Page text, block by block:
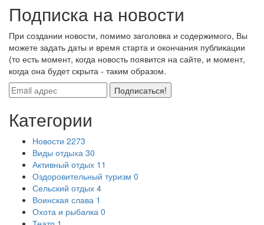
Подписка на новости
При создании новости, помимо заголовка и содержимого, Вы
можете задать даты и время старта и окончания публикации
(то есть момент, когда новость появится на сайте, и момент,
когда она будет скрыта - таким образом.
Подписаться!
Категории
Новости 2273
Виды отдыха 30
Активный отдых 11
Оздоровительный туризм 0
Сельский отдых 4
Воинская слава 1
Охота и рыбалка 0